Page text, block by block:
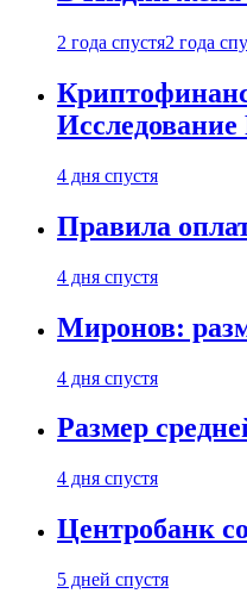
2 года спустя2 года
4 дня спустя
Правила
4 дня спустя
Миронов:
4 дня спустя
Размер
4 дня спустя
Центробанк
5 дней спустя